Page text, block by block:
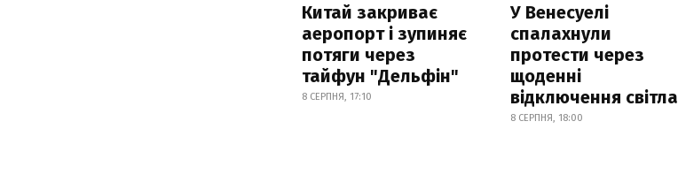
Китай закриває
аеропорт і зупиняє
потяги через
тайфун "Дельфін"
8 СЕРПНЯ, 17:10
У Венесуелі
спалахнули
протести через
щоденні
відключення світла
8 СЕРПНЯ, 18:00